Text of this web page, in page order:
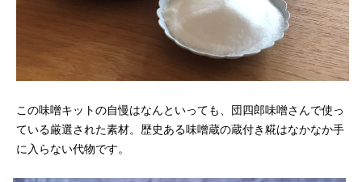
この味噌キットの自慢はなんといっても、団四郎味噌さんで使っ
ている厳選された素材。歴史ある味噌蔵の蔵付き糀はなかなか手
に入らない代物です。